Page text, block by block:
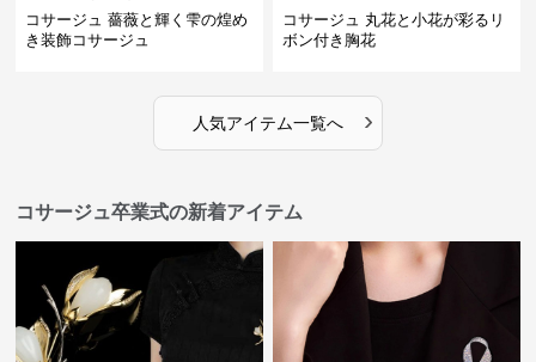
コサージュ 薔薇と輝く雫の煌め
き装飾コサージュ
コサージュ 丸花と小花が彩るリ
ボン付き胸花
人気アイテム一覧へ ›
コサージュ卒業式の新着アイテム